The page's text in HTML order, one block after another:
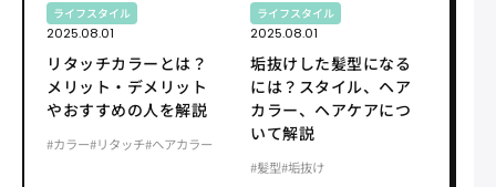
ライフスタイル
2025.08.01
リタッチカラーとは？
メリット・デメリット
やおすすめの人を解説
#カラー#リタッチ#ヘアカラー
ライフスタイル
2025.08.01
垢抜けした髪型になる
には？スタイル、ヘア
カラー、ヘアケアにつ
いて解説
#髪型#垢抜け